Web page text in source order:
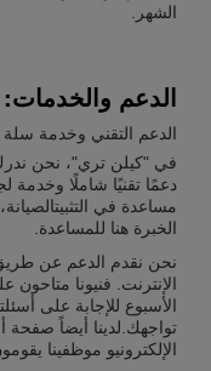
الشهر.
الدعم والخدمات:
الدعم التقني وخدمة سلة
في "كيلن تري"، نحن ندرك
دعمًا تقنيًا شاملًا وخدمة
مساعدة في
الخبرة هنا للمساعدة.
نحن نقدم الدعم عن طريق
الأسبوع للإجابة على
تواجهك.لدينا أيضاً
الإلكترونيو موظفينا